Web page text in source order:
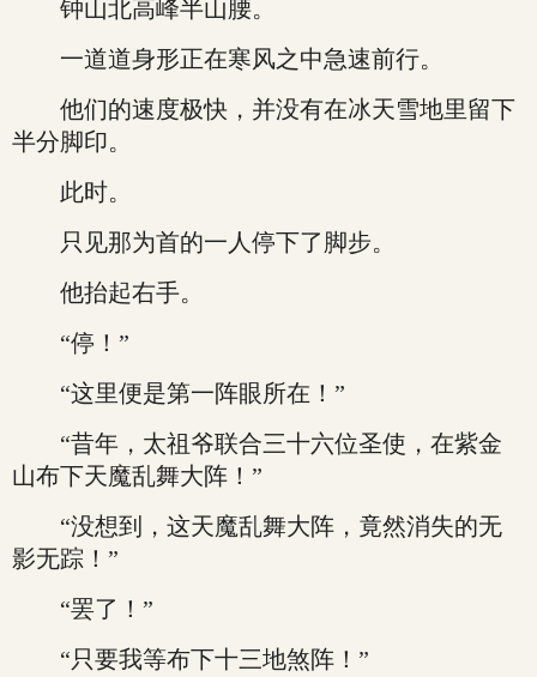
钟山北高峰半山腰。
一道道身形正在寒风之中急速前行。
他们的速度极快，并没有在冰天雪地里留下
半分脚印。
此时。
只见那为首的一人停下了脚步。
他抬起右手。
“停！”
“这里便是第一阵眼所在！”
“昔年，太祖爷联合三十六位圣使，在紫金
山布下天魔乱舞大阵！”
“没想到，这天魔乱舞大阵，竟然消失的无
影无踪！”
“罢了！”
“只要我等布下十三地煞阵！”